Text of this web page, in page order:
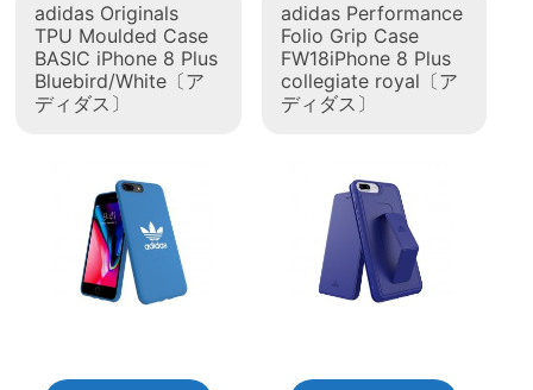
adidas Originals
TPU Moulded Case
BASIC iPhone 8 Plus
Bluebird/White〔ア
ディダス〕
adidas Performance
Folio Grip Case
FW18iPhone 8 Plus
collegiate royal〔ア
ディダス〕